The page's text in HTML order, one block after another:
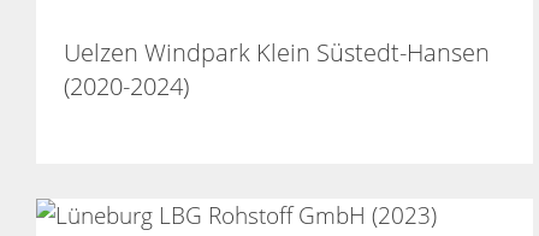
Uelzen Windpark Klein Süstedt-Hansen
(2020-2024)